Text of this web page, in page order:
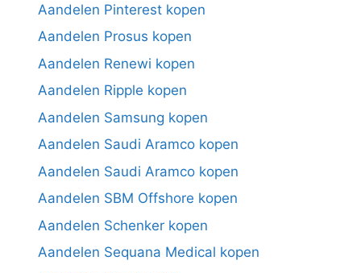
Aandelen Pinterest kopen
Aandelen Prosus kopen
Aandelen Renewi kopen
Aandelen Ripple kopen
Aandelen Samsung kopen
Aandelen Saudi Aramco kopen
Aandelen Saudi Aramco kopen
Aandelen SBM Offshore kopen
Aandelen Schenker kopen
Aandelen Sequana Medical kopen